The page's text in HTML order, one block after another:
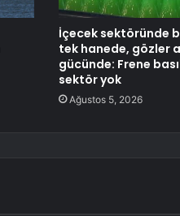
İçecek sektöründe
tek hanede, gözler
gücünde: Frene
sektör yok
Ağustos 5, 2026